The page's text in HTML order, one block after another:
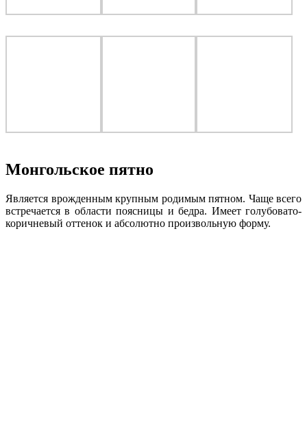
Монгольское пятно
Является врожденным крупным родимым пятном. Чаще всего
встречается в области поясницы и бедра. Имеет голубовато-
коричневый оттенок и абсолютно произвольную форму.